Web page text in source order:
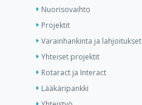
Nuorisovaihto
Projektit
Varainhankinta ja lahjoitukset
Yhteiset projektit
Rotaract ja Interact
Lääkäripankki